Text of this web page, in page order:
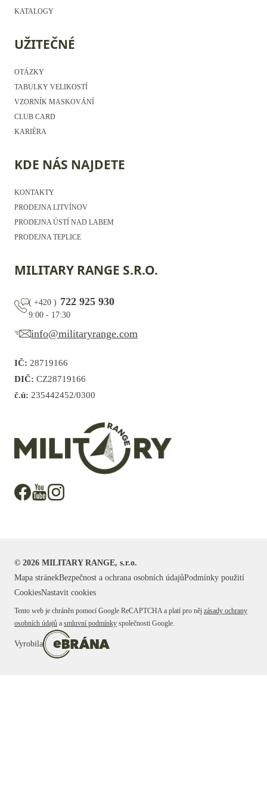
KATALOGY
UŽITEČNÉ
OTÁZKY
TABULKY VELIKOSTÍ
VZORNÍK MASKOVÁNÍ
CLUB CARD
KARIÉRA
KDE NÁS NAJDETE
KONTAKTY
PRODEJNA LITVÍNOV
PRODEJNA ÚSTÍ NAD LABEM
PRODEJNA TEPLICE
MILITARY RANGE S.R.O.
( +420 ) 722 925 930
9:00 - 17:30
info@militaryrange.com
IČ: 28719166
DIČ: CZ28719166
č.ú: 235442452/0300
© 2026 MILITARY RANGE, s.r.o.
Mapa stránekBezpečnost a ochrana osobních údajůPodmínky použití
CookiesNastavit cookies
Tento web je chráněn pomocí Google ReCAPTCHA a platí pro něj zásady ochrany
osobních údajů a smluvní podmínky společnosti Google.
Vyrobila